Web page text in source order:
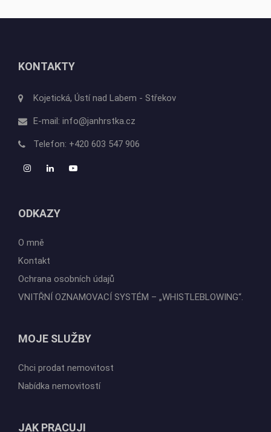
KONTAKTY
Kojetická, Ústí nad Labem - Střekov
E-mail: info@janhrstka.cz
Telefon: +420 603 547 906
ODKAZY
O mně
Kontakt
Ochrana osobních údajů
VNITŘNÍ OZNAMOVACÍ SYSTÉM – „WHISTLEBLOWING“.
MOJE SLUŽBY
Chci prodat nemovitost
Nabídka nemovitostí
JAK PRACUJI